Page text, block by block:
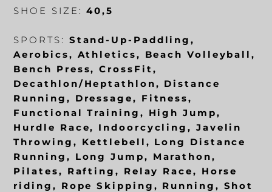
SHOE SIZE:40,5
SPORTS: Stand-Up-Paddling,
Aerobics, Athletics, Beach Volleyball,
Bench Press, CrossFit,
Decathlon/Heptathlon, Distance
Running, Dressage, Fitness,
Functional Training, High Jump,
Hurdle Race, Indoorcycling, Javelin
Throwing, Kettlebell, Long Distance
Running, Long Jump, Marathon,
Pilates, Rafting, Relay Race, Horse
riding, Rope Skipping, Running, Shot